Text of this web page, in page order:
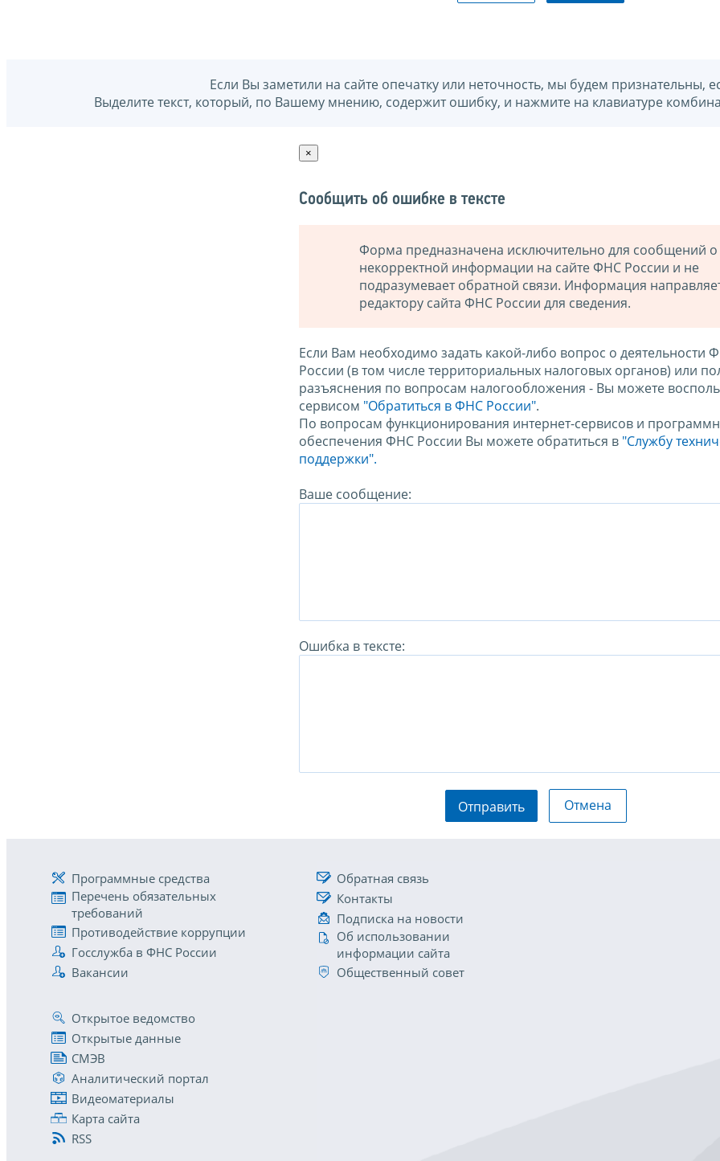
Если Вы заметили на сайте опечатку или неточность, мы будем признательны,
Выделите текст, который, по Вашему мнению, содержит ошибку, и нажмите на клавиатуре
×
Сообщить об ошибке в тексте
Форма предназначена исключительно для сообщений о
некорректной информации на сайте ФНС России и не
подразумевает обратной связи. Информация
редактору сайта ФНС России для сведения.
Если Вам необходимо задать какой-либо вопрос о деятельности
России (в том числе территориальных налоговых органов) или
разъяснения по вопросам налогообложения - Вы можете
сервисом "Обратиться в ФНС России".
По вопросам функционирования интернет-сервисов и
обеспечения ФНС России Вы можете обратиться в "Службу
поддержки".
Ваше сообщение:
Ошибка в тексте:
Отправить Отмена
Программные средства
Перечень обязательных
требований
Противодействие коррупции
Госслужба в ФНС России
Вакансии
Обратная связь
Контакты
Подписка на новости
Об использовании
информации сайта
Общественный совет
Открытое ведомство
Открытые данные
СМЭВ
Аналитический портал
Видеоматериалы
Карта сайта
RSS